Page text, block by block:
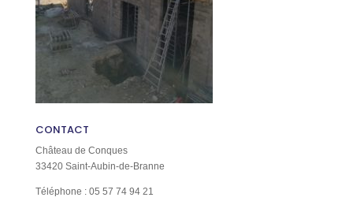
CONTACT
Château de Conques
33420 Saint-Aubin-de-Branne
Téléphone : 05 57 74 94 21